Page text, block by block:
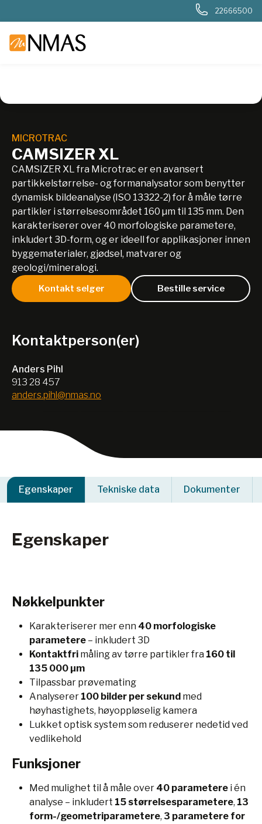
22666500
MICROTRAC
CAMSIZER XL
CAMSIZER XL fra Microtrac er en avansert
partikkelstørrelse- og formanalysator som benytter
dynamisk bildeanalyse (ISO 13322-2) for å måle tørre
partikler i størrelsesområdet 160 µm til 135 mm. Den
karakteriserer over 40 morfologiske parametere,
inkludert 3D-form, og er ideell for applikasjoner innen
byggematerialer, gjødsel, matvarer og
geologi/mineralogi.
Kontakt selger Bestille service
Kontaktperson(er)
Anders Pihl
913 28 457
anders.pihl@nmas.no
Egenskaper Tekniske data Dokumenter
Egenskaper
Nøkkelpunkter
Karakteriserer mer enn 40 morfologiske
parametere – inkludert 3D
Kontaktfri måling av tørre partikler fra 160 til
135 000 µm
Tilpassbar prøvemating
Analyserer 100 bilder per sekund med
høyhastighets, høyoppløselig kamera
Lukket optisk system som reduserer nedetid ved
vedlikehold
Funksjoner
Med mulighet til å måle over 40 parametere i én
analyse – inkludert 15 størrelsesparametere, 13
form-/geometriparametere, 3 parametere for